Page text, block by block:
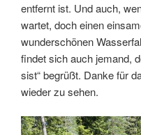
entfernt ist. Und auch,
wartet, doch einen
wunderschönen
findet sich auch jemand,
sist“ begrüßt. Danke für
wieder zu sehen.